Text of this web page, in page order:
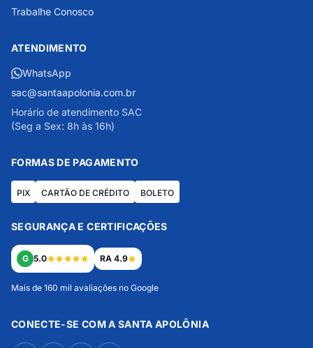
Trabalhe Conosco
ATENDIMENTO
WhatsApp
sac@santaapolonia.com.br
Horário de atendimento SAC
(Seg a Sex: 8h às 16h)
FORMAS DE PAGAMENTO
PIX CARTÃO DE CRÉDITO BOLETO
SEGURANÇA E CERTIFICAÇÕES
G 5.0 RA 4.9
Mais de 160 mil avaliações no Google
CONECTE-SE COM A SANTA APOLÔNIA